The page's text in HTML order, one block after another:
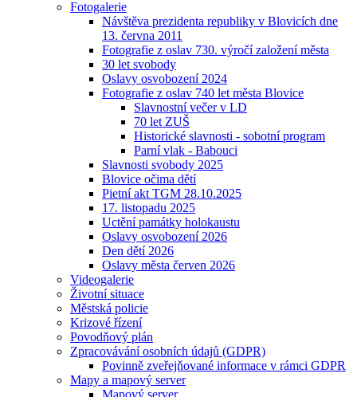
Fotogalerie
Návštěva prezidenta republiky v Blovicích dne
13. června 2011
Fotografie z oslav 730. výročí založení města
30 let svobody
Oslavy osvobození 2024
Fotografie z oslav 740 let města Blovice
Slavnostní večer v LD
70 let ZUŠ
Historické slavnosti - sobotní program
Parní vlak - Babouci
Slavnosti svobody 2025
Blovice očima dětí
Pietní akt TGM 28.10.2025
17. listopadu 2025
Uctění památky holokaustu
Oslavy osvobození 2026
Den dětí 2026
Oslavy města červen 2026
Videogalerie
Životní situace
Městská policie
Krizové řízení
Povodňový plán
Zpracovávání osobních údajů (GDPR)
Povinně zveřejňované informace v rámci GDPR
Mapy a mapový server
Mapový server